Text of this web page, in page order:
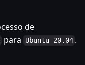
de
para Ubuntu 20.04 .